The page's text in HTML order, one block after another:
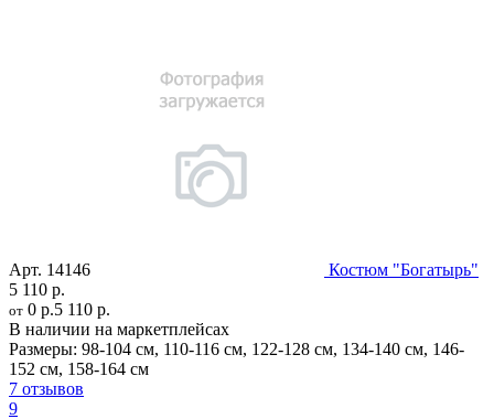
Арт. 14146
Костюм "Богатырь"
5 110 р.
от 0 р.5 110 р.
В наличии на маркетплейсах
Размеры: 98-104 см, 110-116 см, 122-128 см, 134-140 см, 146-
152 см, 158-164 см
7 отзывов
9